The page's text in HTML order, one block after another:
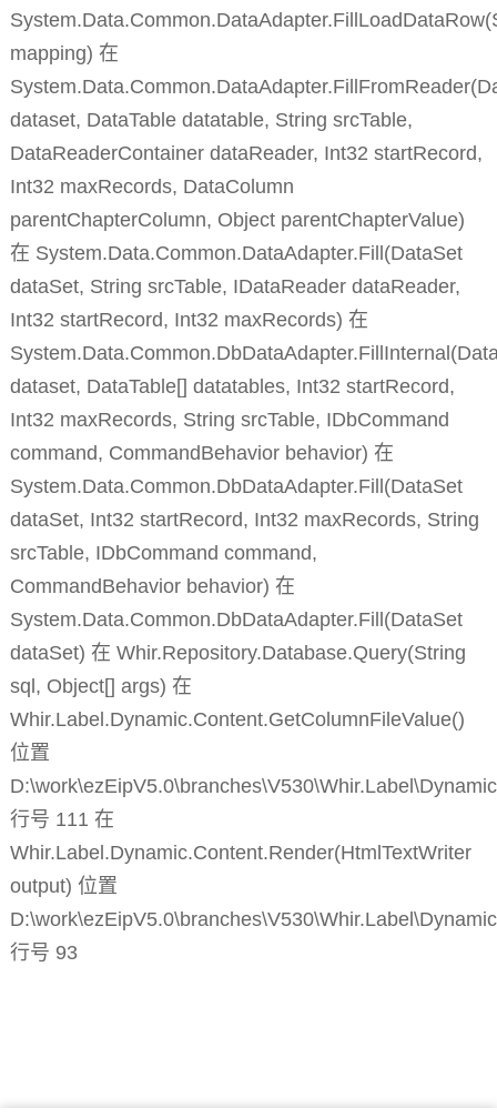
mapping) 在
dataset, DataTable datatable, String srcTable,
DataReaderContainer dataReader, Int32 startRecord,
Int32 maxRecords, DataColumn
parentChapterColumn, Object parentChapterValue)
在 System.Data.Common.DataAdapter.Fill(DataSet
dataSet, String srcTable, IDataReader dataReader,
Int32 startRecord, Int32 maxRecords) 在
dataset, DataTable[] datatables, Int32 startRecord,
Int32 maxRecords, String srcTable, IDbCommand
command, CommandBehavior behavior) 在
System.Data.Common.DbDataAdapter.Fill(DataSet
dataSet, Int32 startRecord, Int32 maxRecords, String
srcTable, IDbCommand command,
CommandBehavior behavior) 在
System.Data.Common.DbDataAdapter.Fill(DataSet
dataSet) 在 Whir.Repository.Database.Query(String
sql, Object[] args) 在
Whir.Label.Dynamic.Content.GetColumnFileValue()
位置
行号 111 在
Whir.Label.Dynamic.Content.Render(HtmlTextWriter
output) 位置
行号 93